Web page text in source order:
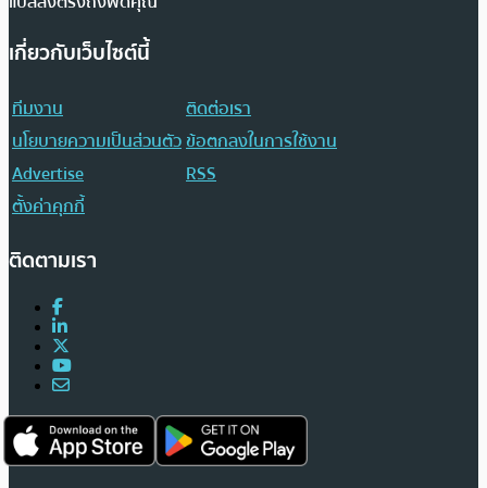
เกี่ยวกับเว็บไซต์นี้
ทีมงาน
ติดต่อเรา
นโยบายความเป็นส่วนตัวข้อตกลงในการใช้งาน
Advertise
RSS
ตั้งค่าคุกกี้
ติดตามเรา